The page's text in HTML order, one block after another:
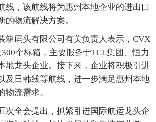
线，该航线将为惠州本地企业的进出口
的物流解决方案。
码头有限公司有关负责人表示，CVX
个标箱，主要服务于TCL集团、恒力
地龙头企业。接下来，企业将积极引进
及日韩线等航线，进一步满足惠州本地
物流需求。
全会提出，抓紧引进国际航运龙头企